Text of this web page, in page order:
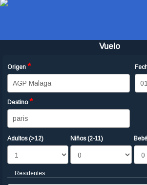
Vuelo
Origen *
Destino*
Adultos (>12) Niños (2-11)
Mostrar
Residentes